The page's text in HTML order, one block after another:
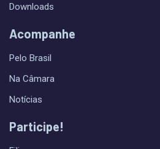
Downloads
Acompanhe
Pelo Brasil
Na Câmara
Notícias
Participe!